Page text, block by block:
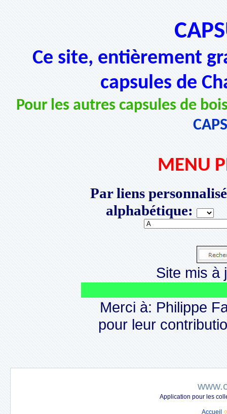
Ce site, entièrement
capsules de
Pour les autres capsules de
MENU
Par liens
alphabétique:
Site mis à
Merci à: Philippe
pour leur
Application pour les
Accueil